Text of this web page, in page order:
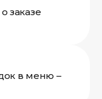
заказе
в меню –